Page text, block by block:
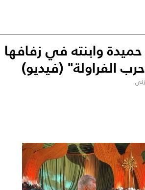
وابنته في زفافها
الفراولة" (فيديو)
زكي